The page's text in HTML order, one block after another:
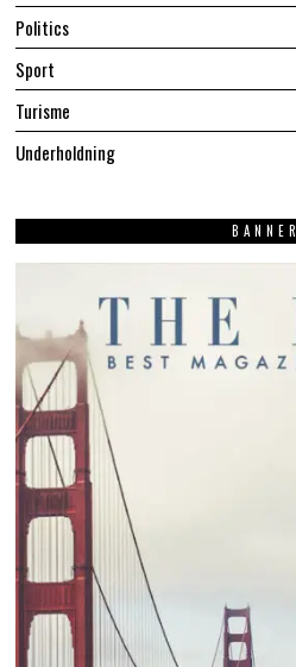
Politics
Sport
Turisme
Underholdning
BANNER